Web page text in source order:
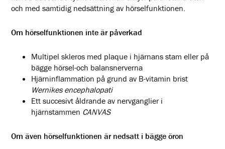
och med samtidig nedsättning av hörselfunktionen.
Om hörselfunktionen inte är påverkad
Multipel skleros med plaque i hjärnans stam eller på
bägge hörsel-och balansnerverna
Hjärninflammation på grund av B-vitamin brist
Wernikes encephalopati
Ett succesivt åldrande av nervganglier i
hjärnstammen CANVAS
Om även hörselfunktionen är nedsatt i bägge öron